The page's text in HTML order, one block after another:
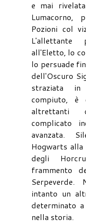
e mai
Lumacorno,
Pozioni col
L'allettante
all'Eletto, lo
lo persuade
dell'Oscuro
straziata
compiuto, è
altrettanti
complicato
avanzata.
Hogwarts alla
degli
frammento
intanto un
determinato
nella storia.